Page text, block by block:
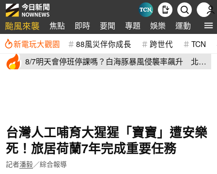
颱風來襲 焦點 即時 要聞 專題 娛樂 運動 全球
新電玩大觀園 88風災伴你成長 跨世代 TCN
8/7明天會停班停課嗎？白海豚暴風侵襲率飆升 北北
台灣人工哺育大猩猩「寶寶」遭安樂
死！旅居荷蘭7年完成重要任務
記者潘毅／綜合報導